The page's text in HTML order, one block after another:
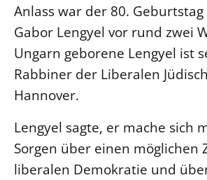
Anlass war der 80.
Gabor Lengyel vor rund zwei
Ungarn geborene Lengyel ist
Rabbiner der Liberalen
Hannover.
Lengyel sagte, er mache sich
Sorgen über einen möglichen
liberalen Demokratie und
SERVICE
Älterwerden im Pfarrberuf
Beteiligungsverfahren
Beschwerdestellen
Ephoralbüro
Finanzplanung
Fundraising
IT-Service